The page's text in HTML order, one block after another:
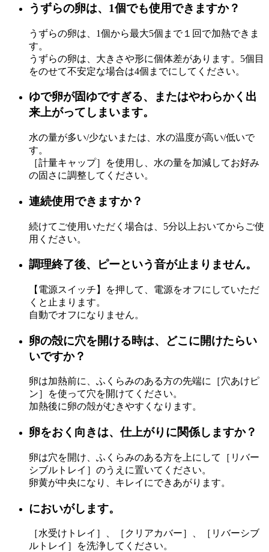
うずらの卵は、1個でも使用できますか？
うずらの卵は、 1個から最大5個まで１回で加熱できま
す。
うずらの卵は、大きさや形に個体差があります。5個目
をのせて不安定な場合は4個までに してください。
ゆで卵が固ゆですぎる、またはやわらかく出
来上がってしまいます。
水の量が多い/少ないまたは、水の温度が高い/低いで
す。
［計量キャップ］
を使用し、 水の量を加減してお好み
の固さに調整して ください。
連続使用できますか？
続けてご使用いただく場合は、 5分以上おいてから ご使
用ください。
調理終了後、ピーという音が止まりません。
【電源スイッチ】を押して、電源をオフに していただ
くと止まります。
自動でオフになりません。
卵の殻に穴を開ける時は、どこに開けたらい
いですか？
卵は加熱前に、 ふくらみのある方の先端に ［穴あけピ
ン］を使って穴を開けてください。
加熱後に卵の殻がむきやすくなります。
卵をおく向きは、仕上がりに関係しますか？
卵は穴を開け、ふくらみのある方を上にして［リバー
シブルトレイ］のうえに置いてください。
卵黄が中央になり、キレイにできあがります。
においがします。
［水受けトレイ］、［クリアカバー］、［リバーシブ
ルトレイ］を洗浄してください。